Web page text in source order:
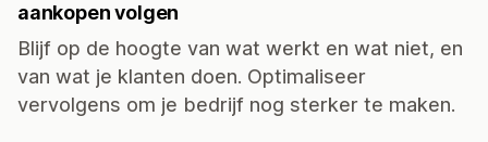
aankopen volgen
Blijf op de hoogte van wat werkt en wat niet, en
van wat je klanten doen. Optimaliseer
vervolgens om je bedrijf nog sterker te maken.